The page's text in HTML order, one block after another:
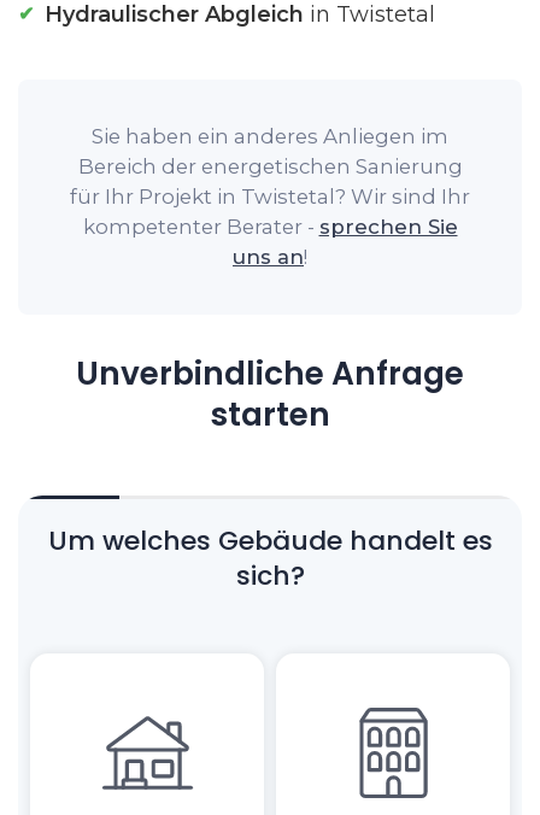
Hydraulischer Abgleich in Twistetal
Sie haben ein anderes Anliegen im
Bereich der energetischen Sanierung
für Ihr Projekt in Twistetal? Wir sind Ihr
kompetenter Berater - sprechen Sie
uns an!
Unverbindliche Anfrage
starten